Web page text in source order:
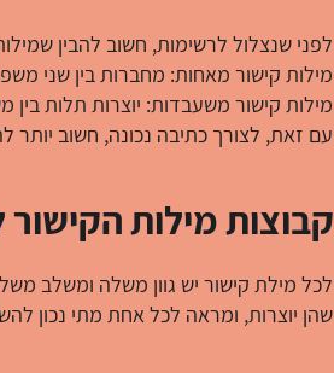
לפני שנצלול לרשימות, חשוב להבין
מילות קישור מאחות: מחברות בין שני
מילות קישור משעבדות: יוצרות תלות
עם זאת, לצורך כתיבה נכונה, חשוב יותר
קבוצות מילות הקישור
לכל מילת קישור יש גוון משלה ומשלב
שהן יוצרות, ומראה לכל אחת מתי נכון